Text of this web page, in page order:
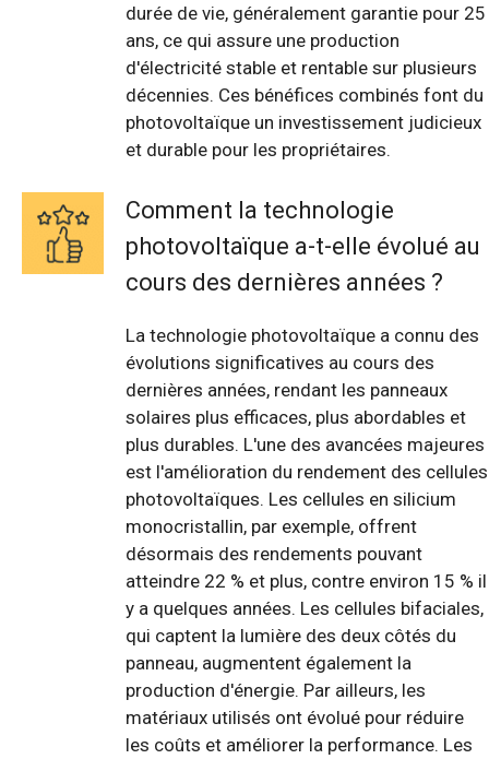
durée de vie, généralement garantie pour 25
ans, ce qui assure une production
d'électricité stable et rentable sur plusieurs
décennies. Ces bénéfices combinés font du
photovoltaïque un investissement judicieux
et durable pour les propriétaires.
Comment la technologie
photovoltaïque a-t-elle évolué au
cours des dernières années ?
La technologie photovoltaïque a connu des
évolutions significatives au cours des
dernières années, rendant les panneaux
solaires plus efficaces, plus abordables et
plus durables. L'une des avancées majeures
est l'amélioration du rendement des cellules
photovoltaïques. Les cellules en silicium
monocristallin, par exemple, offrent
désormais des rendements pouvant
atteindre 22 % et plus, contre environ 15 % il
y a quelques années. Les cellules bifaciales,
qui captent la lumière des deux côtés du
panneau, augmentent également la
production d'énergie. Par ailleurs, les
matériaux utilisés ont évolué pour réduire
les coûts et améliorer la performance. Les